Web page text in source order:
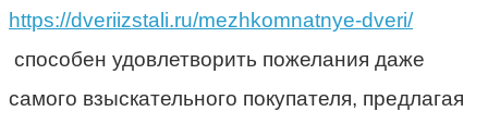
https://dveriizstali.ru/mezhkomnatnye-dveri/
способен удовлетворить пожелания даже
самого взыскательного покупателя, предлагая